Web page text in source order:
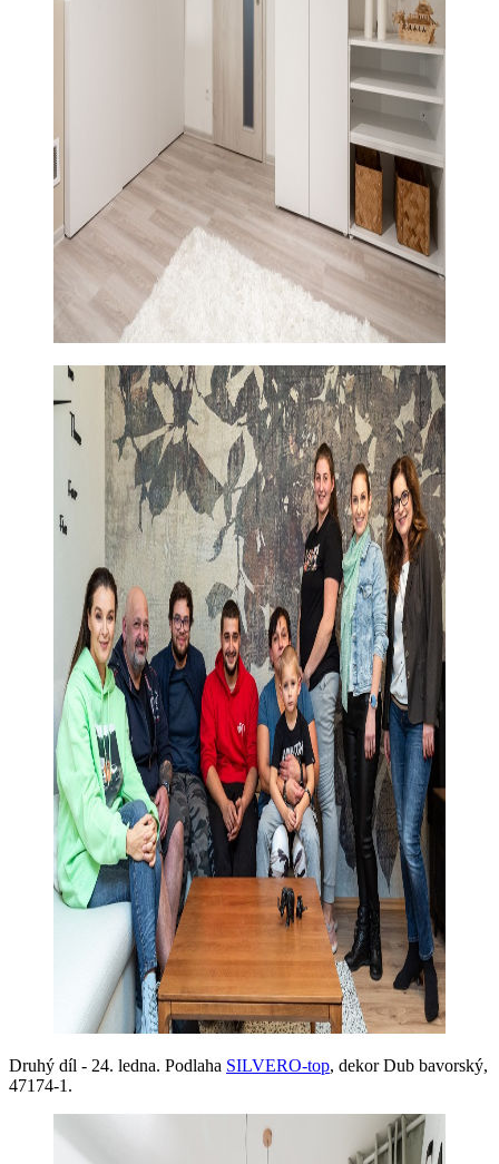
Druhý díl - 24. ledna. Podlaha SILVERO-top, dekor Dub bavorský,
47174-1.